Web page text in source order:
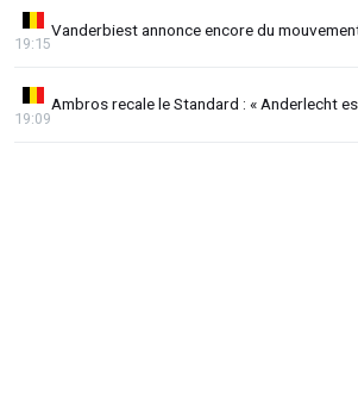
Vanderbiest annonce encore du
19:15
Ambros recale le Standard : « Anderlecht
19:09